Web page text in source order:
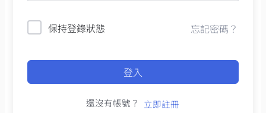
保持登錄狀態 忘記密碼？
登入
還沒有帳號？ 立即註冊